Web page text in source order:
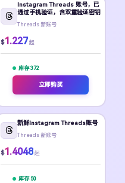
Instagram Threads 账号，已
通过手机验证，含双重验证密钥
Threads 新账号
$1.227 起
库存 372
立即购买
新鲜Instagram Threads账号
Threads 新账号
$1.4048 起
库存 50